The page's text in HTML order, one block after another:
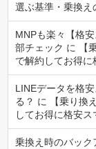
選ぶ基準・乗換え
MNPも楽々【格
部チェック に
【
で解約してお得に
LINEデータを格
る？ に
【乗り換
してお得に格安ス
乗換え時のバッ